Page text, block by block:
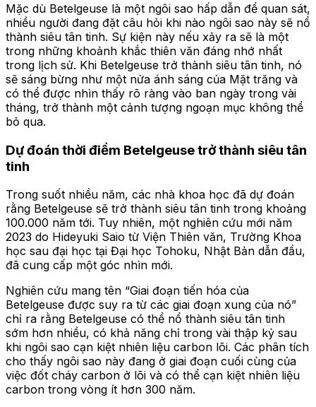
Mặc dù Betelgeuse là một ngôi sao hấp dẫn để quan sát,
nhiều người đang đặt câu hỏi khi nào ngôi sao này sẽ nổ
thành siêu tân tinh. Sự kiện này nếu xảy ra sẽ là một
trong những khoảnh khắc thiên văn đáng nhớ nhất
trong lịch sử. Khi Betelgeuse trở thành siêu tân tinh, nó
sẽ sáng bừng như một nửa ánh sáng của Mặt trăng và
có thể được nhìn thấy rõ ràng vào ban ngày trong vài
tháng, trở thành một cảnh tượng ngoạn mục không thể
bỏ qua.
Dự đoán thời điểm Betelgeuse trở thành siêu tân
tinh
Trong suốt nhiều năm, các nhà khoa học đã dự đoán
rằng Betelgeuse sẽ trở thành siêu tân tinh trong khoảng
100.000 năm tới. Tuy nhiên, một nghiên cứu mới năm
2023 do Hideyuki Saio từ Viện Thiên văn, Trường Khoa
học sau đại học tại Đại học Tohoku, Nhật Bản dẫn đầu,
đã cung cấp một góc nhìn mới.
Nghiên cứu mang tên “Giai đoạn tiến hóa của
Betelgeuse được suy ra từ các giai đoạn xung của nó”
chỉ ra rằng Betelgeuse có thể nổ thành siêu tân tinh
sớm hơn nhiều, có khả năng chỉ trong vài thập kỷ sau
khi ngôi sao cạn kiệt nhiên liệu carbon lõi. Các phân tích
cho thấy ngôi sao này đang ở giai đoạn cuối cùng của
việc đốt cháy carbon ở lõi và có thể cạn kiệt nhiên liệu
carbon trong vòng ít hơn 300 năm.